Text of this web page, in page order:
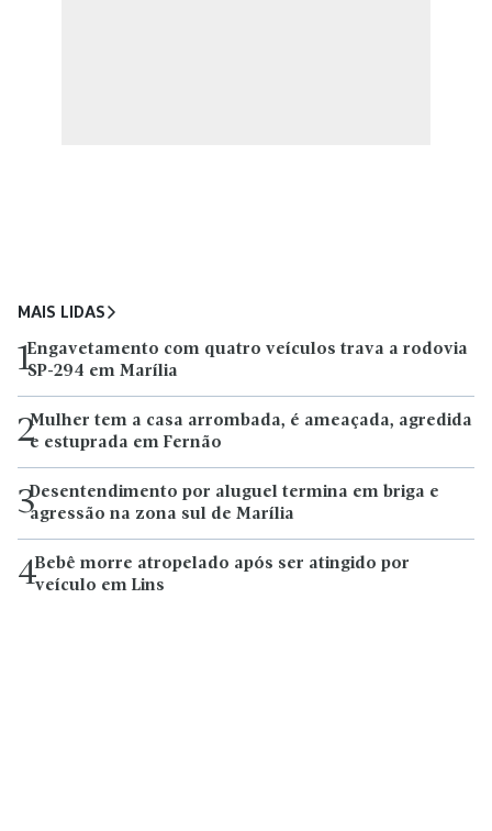
MAIS LIDAS
1Engavetamento com quatro veículos trava a rodovia
SP-294 em Marília
2Mulher tem a casa arrombada, é ameaçada, agredida
e estuprada em Fernão
3Desentendimento por aluguel termina em briga e
agressão na zona sul de Marília
4Bebê morre atropelado após ser atingido por
veículo em Lins